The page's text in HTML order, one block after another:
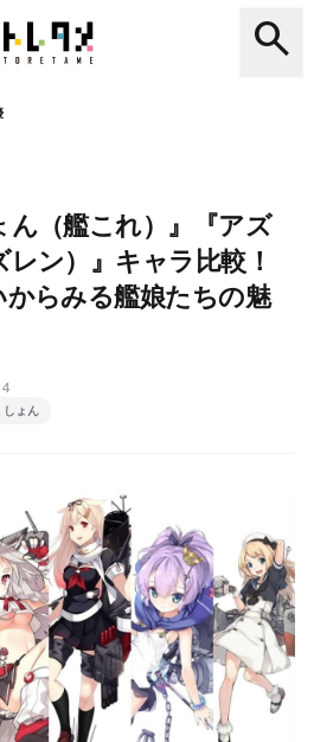
search
ん（艦これ）』『アズ
ン）』キャラ比較！
らみる艦娘たちの魅
ょん